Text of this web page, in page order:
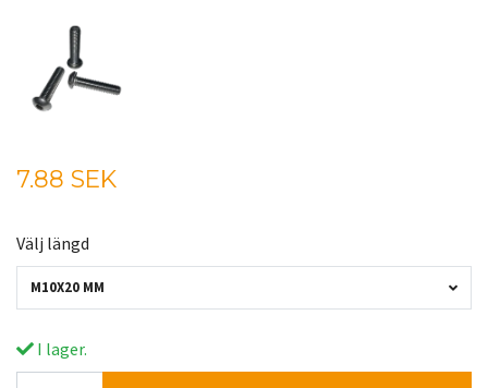
7.88 SEK
Välj längd
M10X20 MM
I lager.